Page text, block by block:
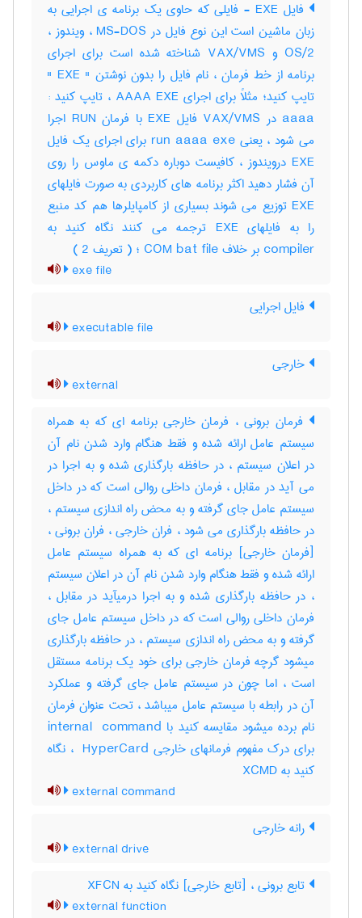
فایل EXE - فایلی که حاوی یک برنامه ی اجرایی به
زبان ماشین است این نوع فایل در MS-DOS ، ویندوز ،
OS/2 و VAX/VMS شناخته شده است برای اجرای
برنامه از خط فرمان ، نام فایل را بدون نوشتن " EXE "
تایپ کنید؛ مثلاً برای اجرای AAAA EXE ، تایپ کنید :
aaaa در VAX/VMS فایل EXE با فرمان RUN اجرا
می شود ، یعنی run aaaa exe برای اجرای یک فایل
EXE درویندوز ، کافیست دوباره دکمه ی ماوس را روی
آن فشار دهید اکثر برنامه های کاربردی به صورت فایلهای
EXE توزیع می شوند بسیاری از کامپایلرها هم کد منبع
را به فایلهای EXE ترجمه می کنند نگاه کنید به
compiler بر خلاف COM bat file ؛ ( تعریف 2 )
exe file
فایل اجرایی
executable file
خارجی
external
فرمان برونی ، فرمان خارجی برنامه ای که به همراه
سیستم عامل ارائه شده و فقط هنگام وارد شدن نام آن
در اعلان سیستم ، در حافظه بارگذاری شده و به اجرا در
می آید در مقابل ، فرمان داخلی روالی است که در داخل
سیستم عامل جای گرفته و به محض راه اندازی سیستم ،
در حافظه بارگذاری می شود ، فران خارجی ، فران برونی ،
[فرمان خارجی] برنامه ای که به همراه سیستم عامل
ارائه شده و فقط هنگام وارد شدن نام آن در اعلان سیستم
، در حافظه بارگذاری شده و به اجرا درمیآید در مقابل ،
فرمان داخلی روالی است که در داخل سیستم عامل جای
گرفته و به محض راه اندازی سیستم ، در حافظه بارگذاری
میشود گرچه فرمان خارجی برای خود یک برنامه مستقل
است ، اما چون در سیستم عامل جای گرفته و عملکرد
آن در رابطه با سیستم عامل میباشد ، تحت عنوان فرمان
نام برده میشود مقایسه کنید با ‎internal ‎ command
برای درک مفهوم فرمانهای خارجی ‎ HyperCard ، نگاه
کنید به ‎ XCMD
external command
رانه خارجی
external drive
تابع برونی ، [تابع خارجی] نگاه کنید به ‎ XFCN
external function